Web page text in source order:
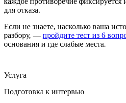
для отказа.
Если не знаете, насколько ваша
разбору, — пройдите тест из 6
основания и где слабые места.
Услуга
Подготовка к интервью